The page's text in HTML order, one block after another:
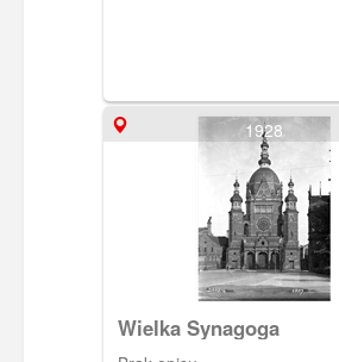
1928
Wielka Synagoga